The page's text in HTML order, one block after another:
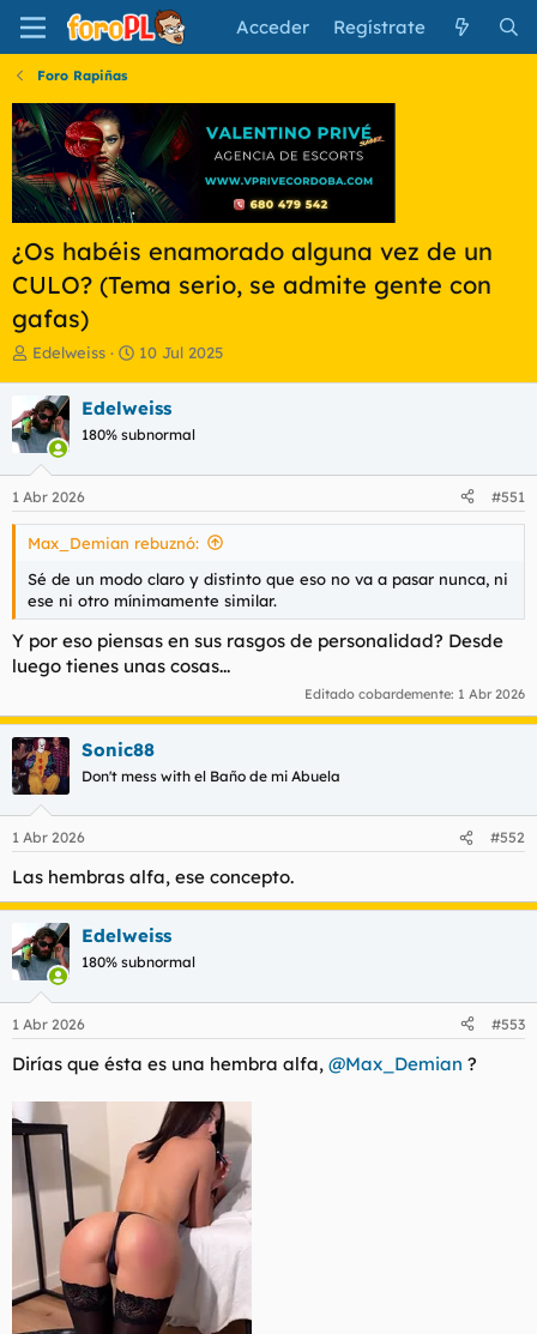
Acceder Regístrate
Foro Rapiñas
¿Os habéis enamorado alguna vez de un
CULO? (Tema serio, se admite gente con
gafas)
I
c
i
a
d
o
r
d
l
t
m
a
Edelweiss
F
h
a
e
n
i
i
o
10 Jul 2025
Edelweiss
180% subnormal
1 Abr 2026 #551
Max_Demian rebuznó:
Sé de un modo claro y distinto que eso no va a pasar nunca, ni
ese ni otro mínimamente similar.
Y por eso piensas en sus rasgos de personalidad? Desde
luego tienes unas cosas...
Editado cobardemente: 1 Abr 2026
Sonic88
Don't mess with el Baño de mi Abuela
1 Abr 2026 #552
Las hembras alfa, ese concepto.
Edelweiss
180% subnormal
1 Abr 2026 #553
Dirías que ésta es una hembra alfa, @Max_Demian ?